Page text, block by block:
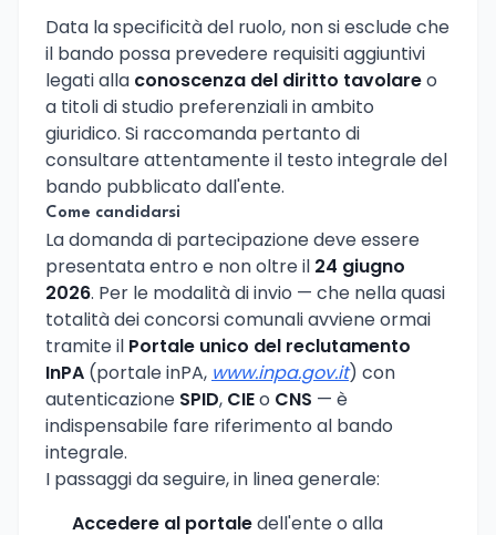
Data la specificità del ruolo, non si esclude che
il bando possa prevedere requisiti aggiuntivi
legati alla conoscenza del diritto tavolareo
a titoli di studio preferenziali in ambito
giuridico. Si raccomanda pertanto di
consultare attentamente il testo integrale del
bando pubblicato dall'ente.
Come candidarsi
La domanda di partecipazione deve essere
presentata entro e non oltre il 24 giugno
2026. Per le modalità di invio — che nella quasi
totalità dei concorsi comunali avviene ormai
tramite il Portale unico del reclutamento
InPA (portale inPA, www.inpa.gov.it) con
autenticazione SPID, CIEo CNS — è
indispensabile fare riferimento al bando
integrale.
I passaggi da seguire, in linea generale:
Accedere al portaledell'ente o alla